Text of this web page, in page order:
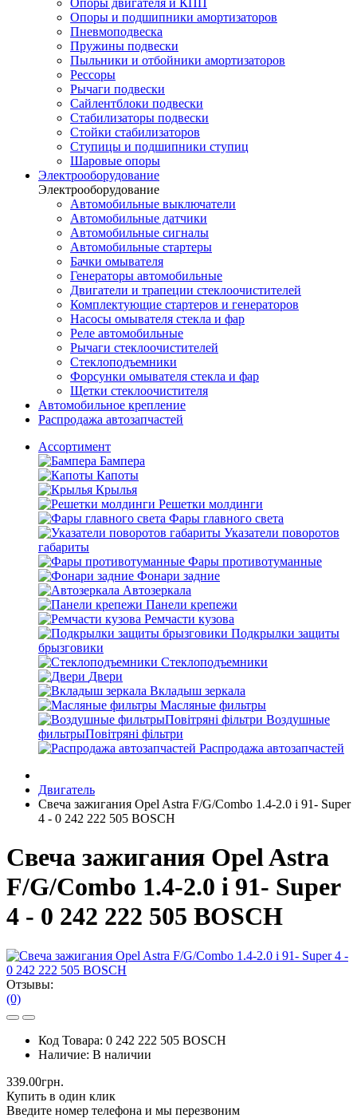
Опоры двигателя и КПП
Опоры и подшипники амортизаторов
Пневмоподвеска
Пружины подвески
Пыльники и отбойники амортизаторов
Рессоры
Рычаги подвески
Сайлентблоки подвески
Стабилизаторы подвески
Стойки стабилизаторов
Ступицы и подшипники ступиц
Шаровые опоры
Электрооборудование
Электрооборудование
Автомобильные выключатели
Автомобильные датчики
Автомобильные сигналы
Автомобильные стартеры
Бачки омывателя
Генераторы автомобильные
Двигатели и трапеции стеклоочистителей
Комплектующие стартеров и генераторов
Насосы омывателя стекла и фар
Реле автомобильные
Рычаги стеклоочистителей
Стеклоподъемники
Форсунки омывателя стекла и фар
Щетки стеклоочистителя
Автомобильное крепление
Распродажа автозапчастей
Ассортимент
Бампера
Капоты
Крылья
Решетки молдинги
Фары главного света
Указатели поворотов
габариты
Фары противотуманные
Фонари задние
Автозеркала
Панели крепежи
Ремчасти кузова
Подкрылки защиты
брызговики
Стеклоподъемники
Двери
Вкладыш зеркала
Масляные фильтры
Воздушные
фильтрыПовітряні фільтри
Распродажа автозапчастей
Двигатель
Свеча зажигания Opel Astra F/G/Combo 1.4-2.0 i 91- Super
4 - 0 242 222 505 BOSCH
Свеча зажигания Opel Astra
F/G/Combo 1.4-2.0 i 91- Super
4 - 0 242 222 505 BOSCH
Отзывы:
(0)
Код Товара: 0 242 222 505 BOSCH
Наличие: В наличии
339.00грн.
Купить в один клик
Введите номер телефона и мы перезвоним